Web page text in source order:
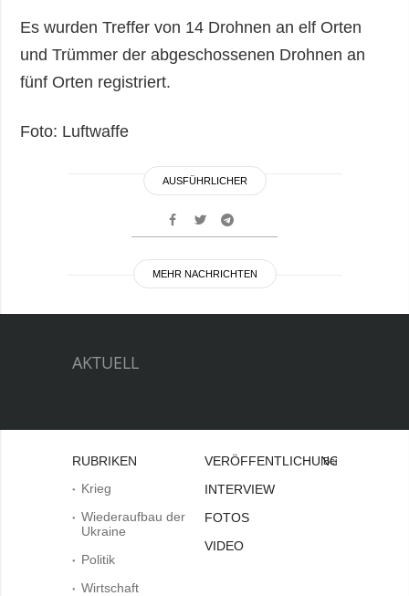
Es wurden Treffer von 14 Drohnen an elf Orten
und Trümmer der abgeschossenen Drohnen an
fünf Orten registriert.
Foto: Luftwaffe
AUSFÜHRLICHER
MEHR NACHRICHTEN
AKTUELL
RUBRIKEN
Krieg
Wiederaufbau der
Ukraine
Politik
Wirtschaft
VERÖFFENTLICHUNGEN
INTERVIEW
FOTOS
VIDEO
Bei